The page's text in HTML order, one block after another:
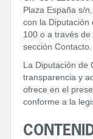
Plaza España s/
con la Diputación
100 o a través
sección Contacto.
La Diputación de
transparencia y
ofrece en el
conforme a la